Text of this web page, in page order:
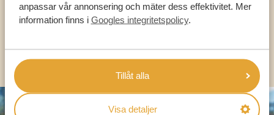
anpassar vår annonsering och mäter dess effektivitet. Mer
information finns i Googles integritetspolicy.
Tillåt alla
Visa detaljer
SV: +31 174 788 101
OLIKA LÄNDER